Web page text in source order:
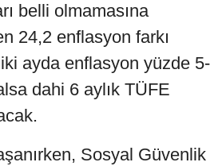
belli olmamasına
24,2 enflasyon farkı
ayda enflasyon yüzde 5-
dahi 6 aylık TÜFE
Sosyal Güvenlik